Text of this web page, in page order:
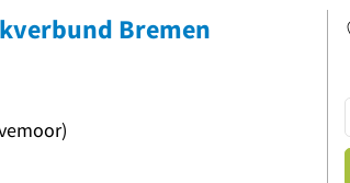
Bremen